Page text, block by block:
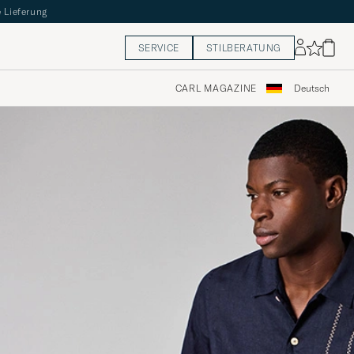
Lieferung
SERVICE STILBERATUNG
CARL MAGAZINE Deutsch